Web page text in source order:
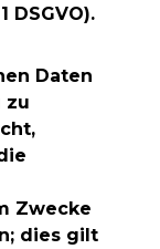
DSGVO).
Daten
zu
Zwecke
dies gilt